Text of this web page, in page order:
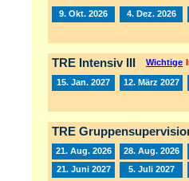
9. Okt. 2026 4. Dez. 2026
TRE Intensiv III Wichtige
15. Jan. 2027 12. März 2027
TRE
21. Aug. 2026 28. Aug. 2026
21. Juni 2027
5. Juli 2027